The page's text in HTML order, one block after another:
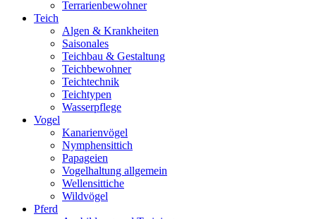
Terrarienbewohner
Teich
Algen & Krankheiten
Saisonales
Teichbau & Gestaltung
Teichbewohner
Teichtechnik
Teichtypen
Wasserpflege
Vogel
Kanarienvögel
Nymphensittich
Papageien
Vogelhaltung allgemein
Wellensittiche
Wildvögel
Pferd